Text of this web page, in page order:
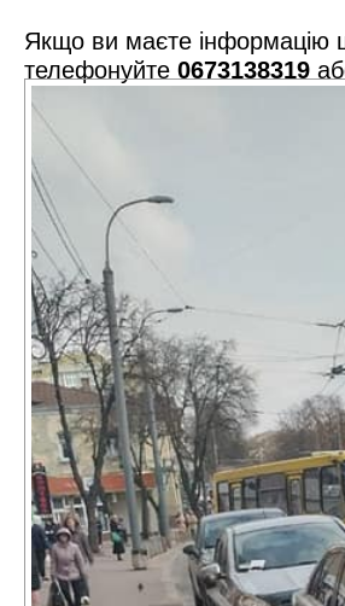
Якщо ви маєте інформацію
телефонуйте 0673138319